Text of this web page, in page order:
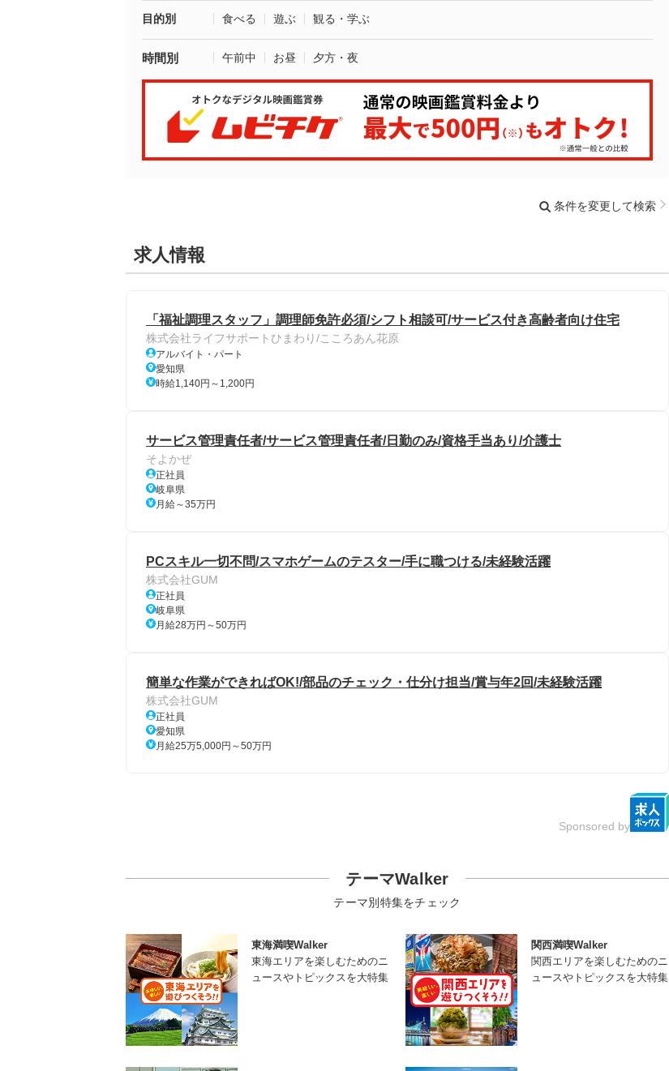
目的別 食べる 遊ぶ 観る・学ぶ
時間別 午前中 お昼 夕方・夜
条件を変更して検索
求人情報
「福祉調理スタッフ」調理師免許必須/シフト相談可/サービス付き高齢者向け住宅
株式会社ライフサポートひまわり/こころあん花原
アルバイト・パート
愛知県
時給1,140円～1,200円
サービス管理責任者/サービス管理責任者/日勤のみ/資格手当あり/介護士
そよかぜ
正社員
岐阜県
月給～35万円
PCスキル一切不問/スマホゲームのテスター/手に職つける/未経験活躍
株式会社GUM
正社員
岐阜県
月給28万円～50万円
簡単な作業ができればOK!/部品のチェック・仕分け担当/賞与年2回/未経験活躍
株式会社GUM
正社員
愛知県
月給25万5,000円～50万円
Sponsored by
テーマWalker
テーマ別特集をチェック
東海満喫Walker
東海エリアを楽しむためのニ
ュースやトピックスを大特集
関西満喫Walker
関西エリアを楽しむためのニ
ュースやトピックスを大特集